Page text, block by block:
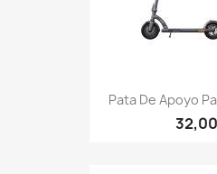
Pata De Apoyo